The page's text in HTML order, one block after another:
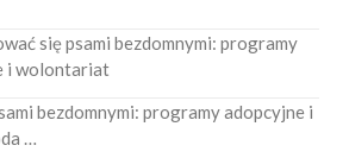
się psami bezdomnymi: programy
i wolontariat
bezdomnymi: programy adopcyjne i
…